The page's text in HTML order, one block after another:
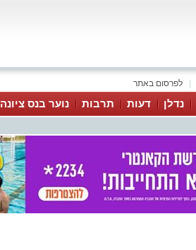
לפרסום באתר
נדלן דעות תרבות נוער בנס ציונה